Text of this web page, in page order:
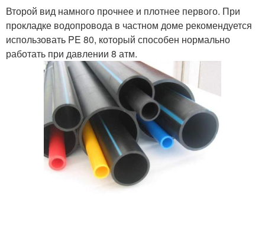
Второй вид намного прочнее и плотнее первого. При
прокладке водопровода в частном доме рекомендуется
использовать PE 80, который способен нормально
работать при давлении 8 атм.